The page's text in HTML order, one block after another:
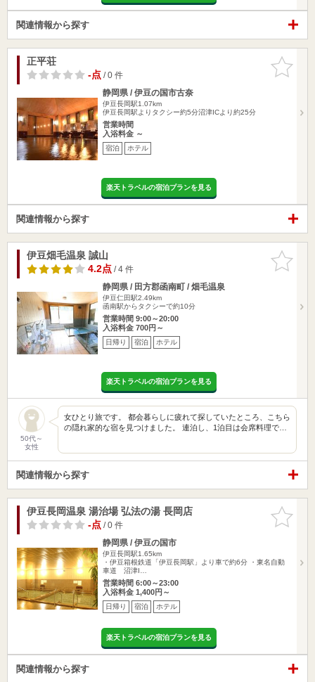
関連情報から探す
お気に入
りに追加
正平荘
-点/ 0 件
静岡県 / 伊豆の国市古奈
伊豆長岡駅1.07km
伊豆長岡駅よりタクシー約5分沼津ICより約25分
営業時間
入浴料金 ～
宿泊 ホテル
楽天トラベルの宿泊プランを見る
関連情報から探す
お気に入
りに追加
伊豆畑毛温泉 誠山
4.2点/ 4 件
静岡県 / 田方郡函南町 / 畑毛温泉
伊豆仁田駅2.49km
函南駅からタクシーで約10分
営業時間 9:00～20:00
入浴料金 700円～
日帰り 宿泊 ホテル
楽天トラベルの宿泊プランを見る
50代～
女性
女ひとり旅です。 都会暮らしに疲れて探していたところ、こちら
の隠れ家的な宿を見つけました。 連泊し、1泊目は会席料理で…
関連情報から探す
お気に入
りに追加
伊豆長岡温泉 湯治場 弘法の湯 長岡店
-点/ 0 件
静岡県 / 伊豆の国市
伊豆長岡駅1.65km
・伊豆箱根鉄道「伊豆長岡駅」より車で約6分 ・東名自動
車道 沼津I…
営業時間 6:00～23:00
入浴料金 1,400円～
日帰り 宿泊 ホテル
楽天トラベルの宿泊プランを見る
関連情報から探す